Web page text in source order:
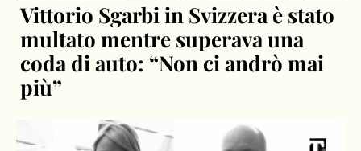
Vittorio Sgarbi in Svizzera è stato
multato mentre superava una
coda di auto: “Non ci andrò mai
più”